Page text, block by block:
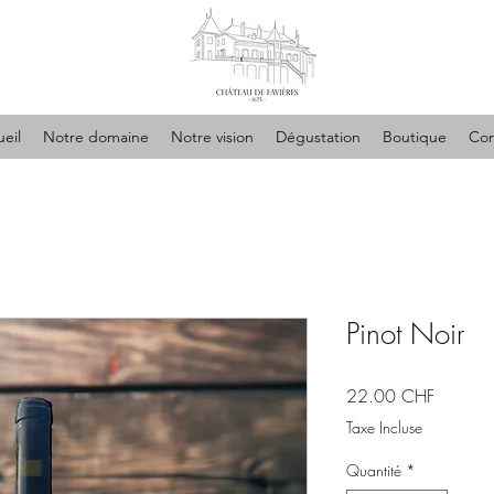
Notre domaine Notre vision Dégustation Boutique
Pinot Noir
22.00 CHFPrix
Taxe Incluse
Quantité *